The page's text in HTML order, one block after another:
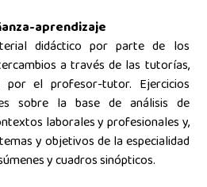
aprendizaje
didáctico por parte de los
a través de las tutorías,
por el profesor-tutor. Ejercicios
sobre la base de análisis de
laborales y profesionales y,
y objetivos de la especialidad
y cuadros sinópticos.